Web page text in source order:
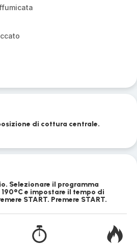
di cottura centrale.
Selezionare il programma
190°C e impostare il tempo di
START. Premere START.